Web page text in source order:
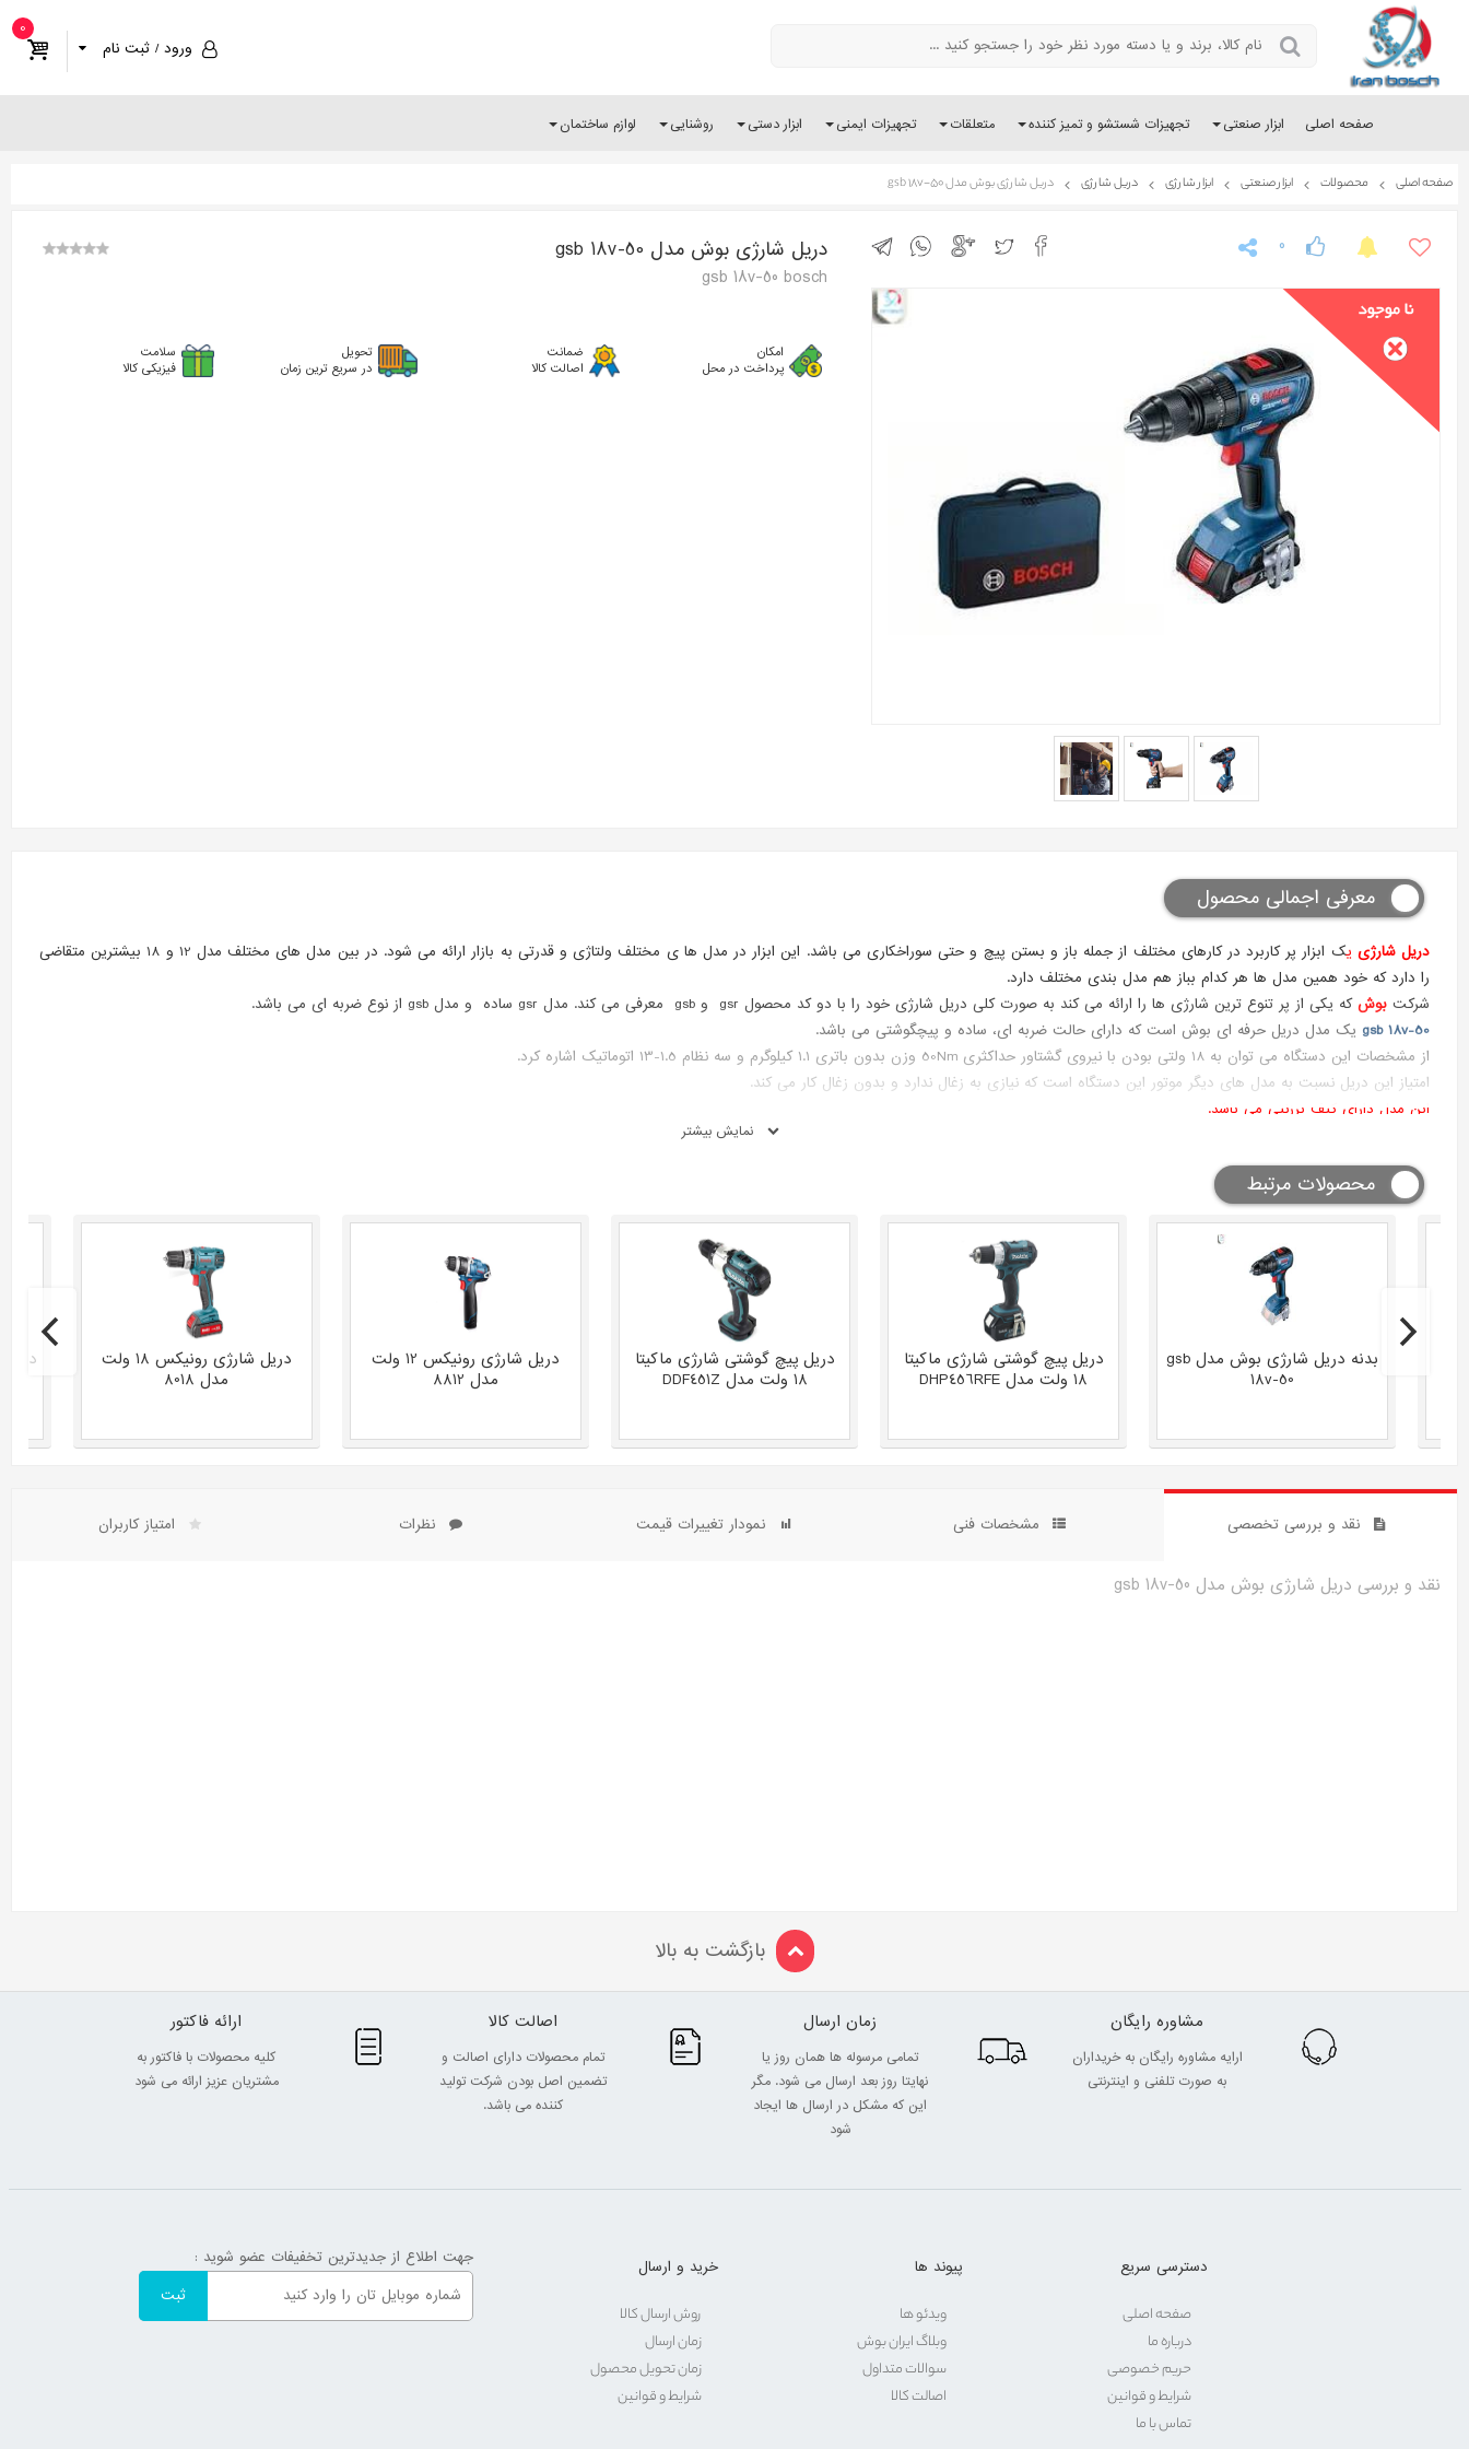
0
ورود / ثبت نام
صفحه اصلی ابزار صنعتی تجهیزات شستشو و تمیز کننده متعلقات تجهیزات ایمنی ابزار دستی روشنایی لوازم ساختمان
صفحه اصلی محصولات ابزار صنعتی ابزار شارژی دریل شارژی دریل شارژی بوش مدل gsb 18v-50
0 دریل شارژی بوش مدل gsb 18v-50
gsb 18v-50 bosch
امکان
پرداخت در محل
ضمانت
اصالت کالا
تحویل
در سریع ترین زمان
سلامت
فیزیکی کالا
معرفی اجمالی محصول
دریل شارژی ی
ک ابزار پر کاربرد در کارهای مختلف از جمله باز و بستن پیچ و حتی سوراخکاری می باشد. این ابزار در مدل ها ی مختلف ولتاژی و قدرتی به بازار ارائه می شود. در بین مدل های مختلف مدل 12 و 18 بیشترین متقاضی
را دارد که خود همین مدل ها هر کدام بباز هم مدل بندی مختلف دارد.
شرکت بوش که یکی از پر تنوع ترین شارژی ها را ارائه می کند به صورت کلی دریل شارژی خود را با دو کد محصول gsr و gsb معرفی می کند. مدل gsr ساده و مدل gsb از نوع ضربه ای می باشد.
gsb 18v-50
یک مدل دریل حرفه ای بوش است که دارای حالت ضربه ای، ساده و پیچگوشتی می باشد.
از مشخصات این دستگاه می توان به 18 ولتی بودن با نیروی گشتاور حداکثری 50Nm وزن بدون باتری 1.1 کیلوگرم و سه نظام 1.5-13 اتوماتیک اشاره کرد.
امتیاز این دریل نسبت به مدل های دیگر موتور این دستگاه است که نیازی به زغال ندارد و بدون زغال کار می کند.
این مدل دارای کیف برزنتی می باشد.
نمایش بیشتر
محصولات مرتبط
دریل پیچ گوشتی شارژی ماکیتا
18 ولت مدل DDF451Z
دریل پیچ گوشتی شارژی ماکیتا
18 ولت مدل DHP456RFE
بدنه دریل شارژی بوش مدل gsb
18v-50
دریل شارژی رونیکس 18 ولت
مدل 8018
دریل شارژی رونیکس 12 ولت
مدل 8812
نقد و بررسی تخصصی مشخصات فنی نمودار تغییرات قیمت نظرات امتیاز کاربران
نقد و بررسی دریل شارژی بوش مدل gsb 18v-50
بازگشت به بالا
مشاوره رایگان
ارایه مشاوره رایگان به خریداران
به صورت تلفنی و اینترنتی
زمان ارسال
تمامی مرسوله ها همان روز یا
نهایتا روز بعد ارسال می شود. مگر
این که مشکل در ارسال ها ایجاد
شود
اصالت کالا
تمام محصولات دارای اصالت و
تضمین اصل بودن شرکت تولید
کننده می باشد.
ارائه فاکتور
کلیه محصولات با فاکتور به
مشتریان عزیز ارائه می شود
دسترسی سریع
صفحه اصلی
درباره ما
حریم خصوصی
شرایط و قوانین
تماس با ما
پیوند ها
ویدئو ها
وبلاگ ایران بوش
سوالات متداول
اصالت کالا
خرید و ارسال
روش ارسال کالا
زمان ارسال
زمان تحویل محصول
شرایط و قوانین
جهت اطلاع از جدیدترین تخفیفات عضو شوید :